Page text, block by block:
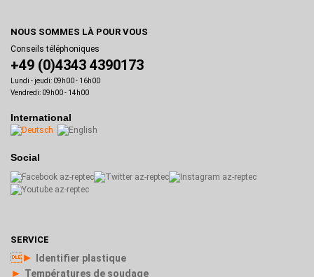
NOUS SOMMES LÀ POUR VOUS
Conseils téléphoniques
+49 (0)4343 4390173
Lundi - jeudi: 09h00 - 16h00
Vendredi: 09h00 - 14h00
International
Social
SERVICE
► Identifier plastique
► Températures de soudage